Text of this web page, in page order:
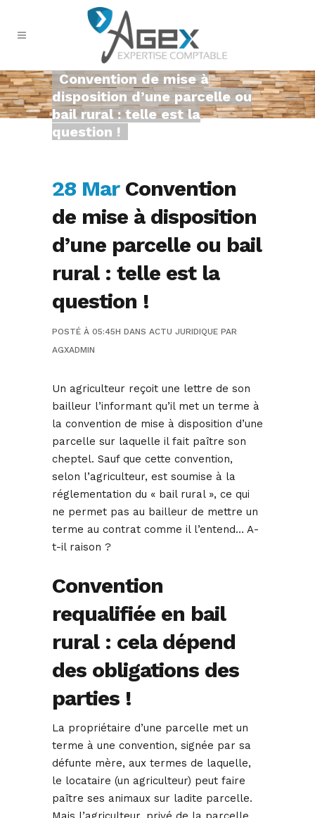
Convention de mise à
disposition d’une parcelle ou
bail rural : telle est la
question !
28 MarConvention
de mise à disposition
d’une parcelle ou bail
rural : telle est la
question !
POSTÉ À 05:45H DANS ACTU JURIDIQUE PAR
AGXADMIN
Un agriculteur reçoit une lettre de son
bailleur l’informant qu’il met un terme à
la convention de mise à disposition d’une
parcelle sur laquelle il fait paître son
cheptel. Sauf que cette convention,
selon l’agriculteur, est soumise à la
réglementation du « bail rural », ce qui
ne permet pas au bailleur de mettre un
terme au contrat comme il l’entend… A-
t-il raison ?
Convention
requalifiée en bail
rural : cela dépend
des obligations des
parties !
La propriétaire d’une parcelle met un
terme à une convention, signée par sa
défunte mère, aux termes de laquelle,
le locataire (un agriculteur) peut faire
paître ses animaux sur ladite parcelle.